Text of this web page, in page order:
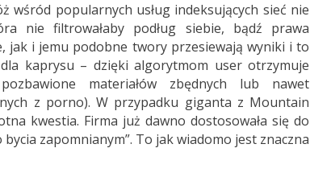
wśród popularnych usług indeksujących sieć nie
nie filtrowałaby podług siebie, bądź prawa
jak i jemu podobne twory przesiewają wyniki i to
kaprysu – dzięki algorytmom user otrzymuje
materiałów zbędnych lub nawet
z porno). W przypadku giganta z Mountain
kwestia. Firma już dawno dostosowała się do
zapomnianym”. To jak wiadomo jest znaczna